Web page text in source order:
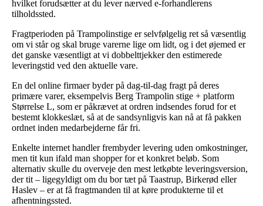
hvilket forudsætter at du lever nærved e-forhandlerens
tilholdssted.
Fragtperioden på Trampolinstige er selvfølgelig ret så væsentlig
om vi står og skal bruge varerne lige om lidt, og i det øjemed er
det ganske væsentligt at vi dobbelttjekker den estimerede
leveringstid ved den aktuelle vare.
En del online firmaer byder på dag-til-dag fragt på deres
primære varer, eksempelvis Berg Trampolin stige + platform
Størrelse L, som er påkrævet at ordren indsendes forud for et
bestemt klokkeslæt, så at de sandsynligvis kan nå at få pakken
ordnet inden medarbejderne får fri.
Enkelte internet handler frembyder levering uden omkostninger,
men tit kun ifald man shopper for et konkret beløb. Som
alternativ skulle du overveje den mest letkøbte leveringsversion,
der tit – ligegyldigt om du bor tæt på Taastrup, Birkerød eller
Haslev – er at få fragtmanden til at køre produkterne til et
afhentningssted.